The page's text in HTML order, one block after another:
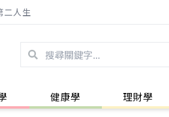
二人生
健康學 理財學